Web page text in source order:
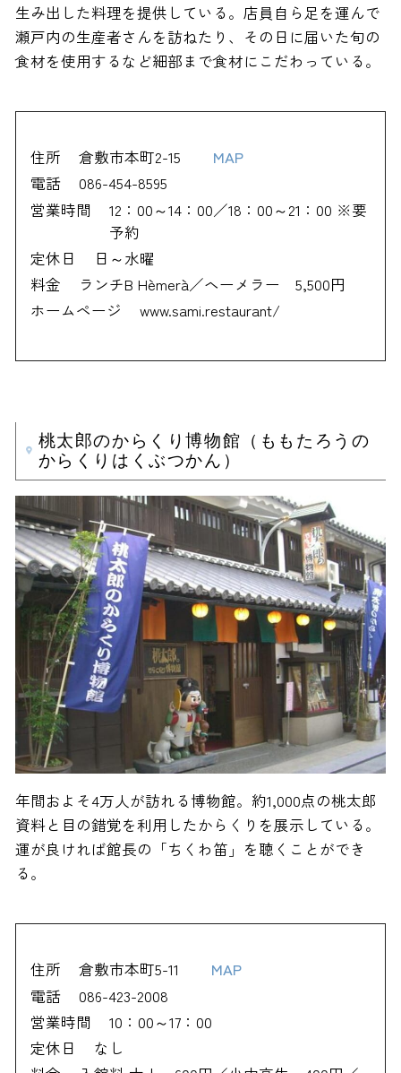
生み出した料理を提供している。店員自ら足を運んで
瀬戸内の生産者さんを訪ねたり、その日に届いた旬の
食材を使用するなど細部まで食材にこだわっている。
住所 倉敷市本町2-15
MAP
電話
086-454-8595
営業時間
12：00～14：00／18：00～21：00 ※要
予約
定休日
日～水曜
料金
ランチB Hèmerà／ヘーメラー 5,500円
ホームページ
www.sami.restaurant/
桃太郎のからくり博物館（ももたろうの
からくりはくぶつかん）
年間およそ4万人が訪れる博物館。約1,000点の桃太郎
資料と目の錯覚を利用したからくりを展示している。
運が良ければ館長の「ちくわ笛」を聴くことができ
る。
住所 倉敷市本町5-11
MAP
電話
086-423-2008
営業時間
10：00～17：00
定休日
なし